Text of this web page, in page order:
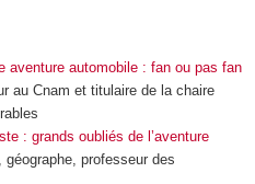
aventure automobile : fan ou pas fan
au Cnam et titulaire de la chaire
: grands oubliés de l’aventure
professeur des